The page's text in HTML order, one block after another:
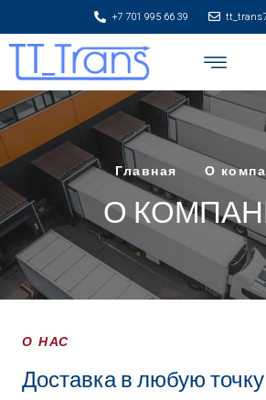
+7 701 995 66 39
Главная О
О
О НАС
Доставка в любую точку